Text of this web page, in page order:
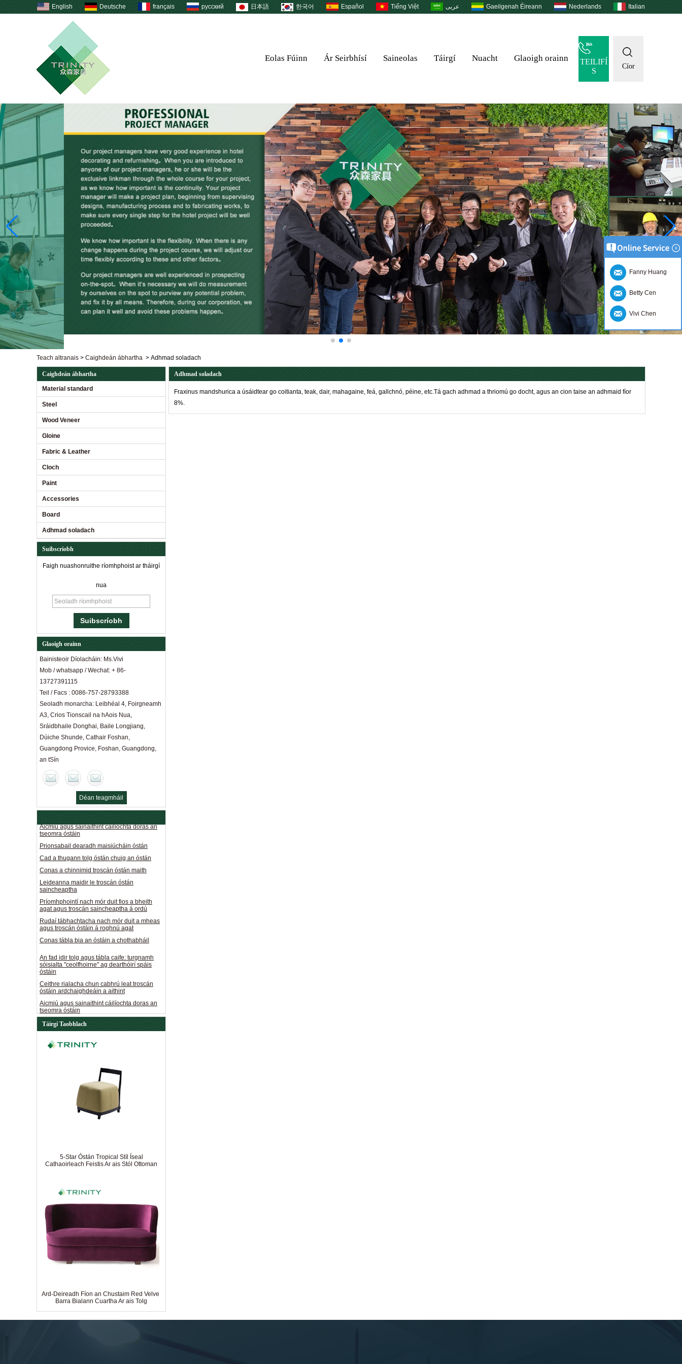
English Deutsche français русский 日本語 한국어 Español Tiếng Việt عربى Gaeilgenah Éireann Nederlands Italian
Eolas Fúinn Ár Seirbhísí Saineolas Táirgí Nuacht Glaoigh orainn
TEILIFÍ
S
Cíor
Teach altranais > Caighdeán ábhartha > Adhmad soladach
Caighdeán ábhartha
Material standard
Steel
Wood Veneer
Gloine
Fabric & Leather
Cloch
Paint
Accessories
Board
Adhmad soladach
Suibscríobh
Faigh nuashonruithe ríomhphoist ar tháirgí
nua
Glaoigh orainn
Bainisteoir Díolacháin: Ms.Vivi
Mob / whatsapp / Wechat: + 86-
13727391115
Teil / Facs : 0086-757-28793388
Seoladh monarcha: Leibhéal 4, Foirgneamh
A3, Crios Tionscail na hAois Nua,
Sráidbhaile Donghai, Baile Longjiang,
Dúiche Shunde, Cathair Foshan,
Guangdong Provice, Foshan, Guangdong,
an tSín
Déan teagmháil
anois
An fad idir tolg agus tábla caife: turgnamh
sóisialta "ceolfhoirne" ag dearthóirí spáis
óstáin
Ceithre rialacha chun cabhrú leat troscán
óstáin ardchaighdeáin a aithint
tseomra óstáin
Prionsabail dearadh maisiúcháin óstán
Cad a thugann tolg óstán chuig an óstán
Conas a chinnimid troscán óstán maith
Leideanna maidir le troscán óstán
saincheaptha
Príomhphointí nach mór duit fios a bheith
agat agus troscán saincheaptha á ordú
Rudaí tábhachtacha nach mór duit a mheas
agus troscán óstáin á roghnú agat
Conas tábla bia an óstáin a chothabháil
sóisialta "ceolfhoirne" ag dearthóirí spáis
óstáin
Ceithre rialacha chun cabhrú leat troscán
óstáin ardchaighdeáin a aithint
Aicmiú agus sainaithint cáilíochta doras an
tseomra óstáin
Prionsabail dearadh maisiúcháin óstán
Cad a thugann tolg óstán chuig an óstán
Leideanna maidir le troscán óstán
Príomhphointí nach mór duit fios a bheith
agat agus troscán saincheaptha á ordú
Rudaí tábhachtacha nach mór duit a mheas
agus troscán óstáin á roghnú agat
Conas tábla bia an óstáin a chothabháil
Táirgí Taobhlach
5-Star Óstán Tropical Stíl Íseal
Cathaoirleach Feistis Ar ais Stól Ottoman
Ard-Deireadh Fíon an Chustaim Red Velvet
Barra Bialann Cuartha Ar ais Tolg
Adhmad soladach
Fraxinus mandshurica a úsáidtear go coitianta, teak, dair, mahagaine, feá, gallchnó, péine, etc.Tá gach adhmad a thriomú go docht, agus an cion taise an adhmaid fíor
8%.
Fanny Huang
Betty Cen
Vivi Chen